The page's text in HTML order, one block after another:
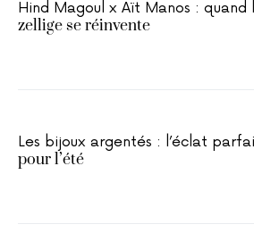
Hind Magoul x Aït Manos : quand
zellige se réinvente
Les bijoux argentés : l’éclat
pour l’été